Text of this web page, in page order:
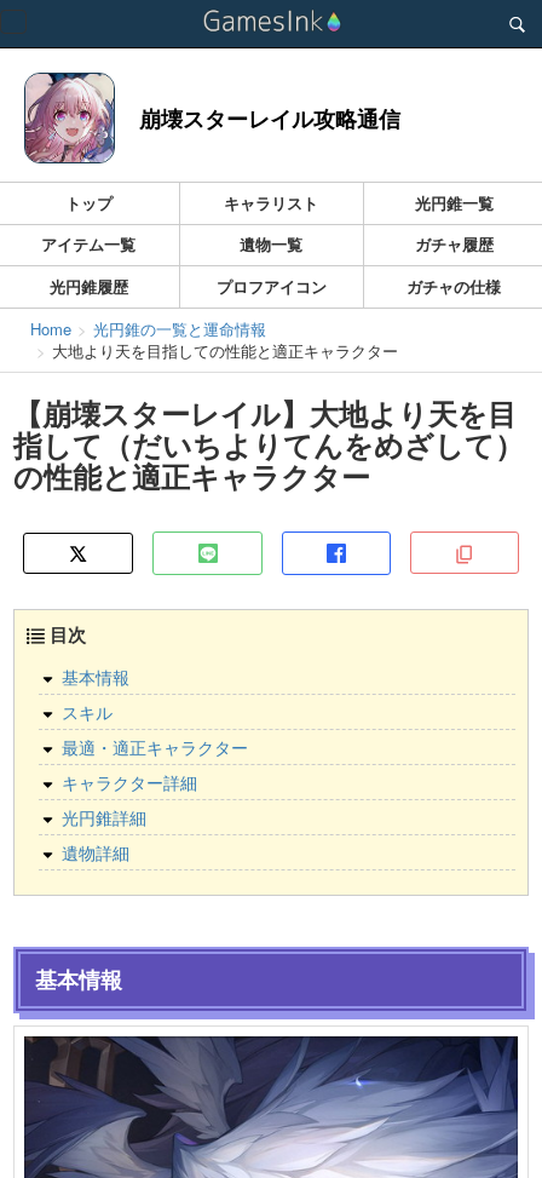
Toggle
崩壊スターレイル攻略通信
トップ キャラリスト
光円錐一覧
アイテム一覧
遺物一覧
ガチャ履歴
光円錐履歴
プロフアイコン
ガチャの仕様
Home
光円錐の一覧と運命情報
大地より天を目指しての性能と適正キャラクター
【崩壊スターレイル】大地より天を目
指して（だいちよりてんをめざして）
の性能と適正キャラクター
目次
基本情報
スキル
最適・適正キャラクター
キャラクター詳細
光円錐詳細
遺物詳細
基本情報